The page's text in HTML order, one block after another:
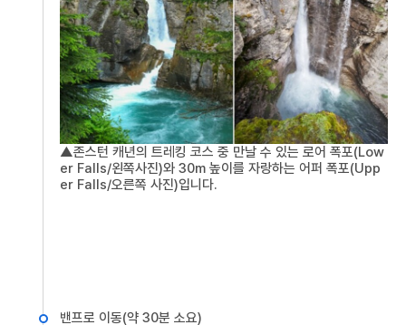
▲존스턴 캐년의 트레킹 코스 중 만날 수 있는 로어 폭포(Low
er Falls/왼쪽사진)와 30m 높이를 자랑하는 어퍼 폭포(Upp
er Falls/오른쪽 사진)입니다.
밴프로 이동(약 30분 소요)